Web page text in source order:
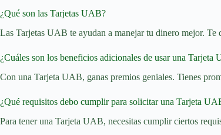
¿Qué son las Tarjetas UAB?
Las Tarjetas UAB te ayudan a manejar tu dinero mejor. Te
¿Cuáles son los beneficios adicionales de usar una Tarjeta
Con una Tarjeta UAB, ganas premios geniales. Tienes
¿Qué requisitos debo cumplir para solicitar una Tarjeta
Para tener una Tarjeta UAB, necesitas cumplir ciertos